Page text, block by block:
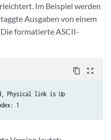
Im Beispiel werden
Ausgaben von einem
formatierte ASCII-
content_copy zoom_out_map
Physical link is Up
1